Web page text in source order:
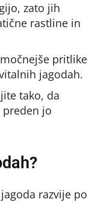
zato jih
rastline in
pritlike
jagodah.
tako, da
jo
razvije po